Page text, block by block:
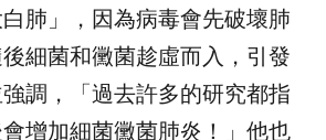
肺」，因為病毒會先破壞肺
細菌和黴菌趁虛而入，引發
調，「過去許多的研究都指
增加細菌黴菌肺炎！」他也